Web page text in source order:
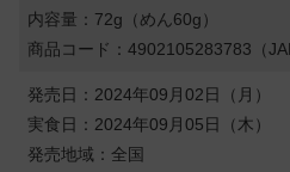
内容量：72g（めん60g）
商品コード：4902105283783（
発売日：2024年09月02日（月）
実食日：2024年09月05日（木）
発売地域：全国